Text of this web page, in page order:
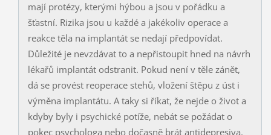
mají protézy, kterými hýbou a jsou v pořádku a
šťastní. Rizika jsou u každé a jakékoliv operace a
reakce těla na implantát se nedají předpovídat.
Důležité je nevzdávat to a nepřistoupit hned na návrh
lékařů implantát odstranit. Pokud není v těle zánět,
dá se provést reoperace stehů, vložení štěpu z úst i
výměna implantátu. A taky si říkat, že nejde o život a
kdyby byly i psychické potíže, nebát se požádat o
pokec psychologa nebo dočasně brát antidepresiva.